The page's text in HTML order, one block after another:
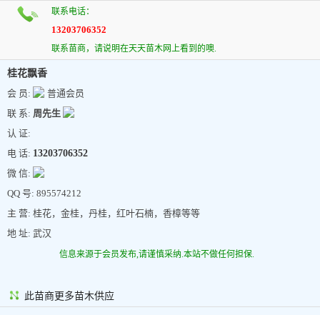
联系电话：
13203706352
联系苗商，请说明在天天苗木网上看到的噢.
桂花飘香
会 员:
普通会员
联 系: 周先生
认 证:
电 话: 13203706352
微 信:
QQ 号: 895574212
主 营: 桂花，金桂，丹桂，红叶石楠，香樟等等
地 址: 武汉
信息来源于会员发布,请谨慎采纳.本站不做任何担保.
此苗商更多苗木供应